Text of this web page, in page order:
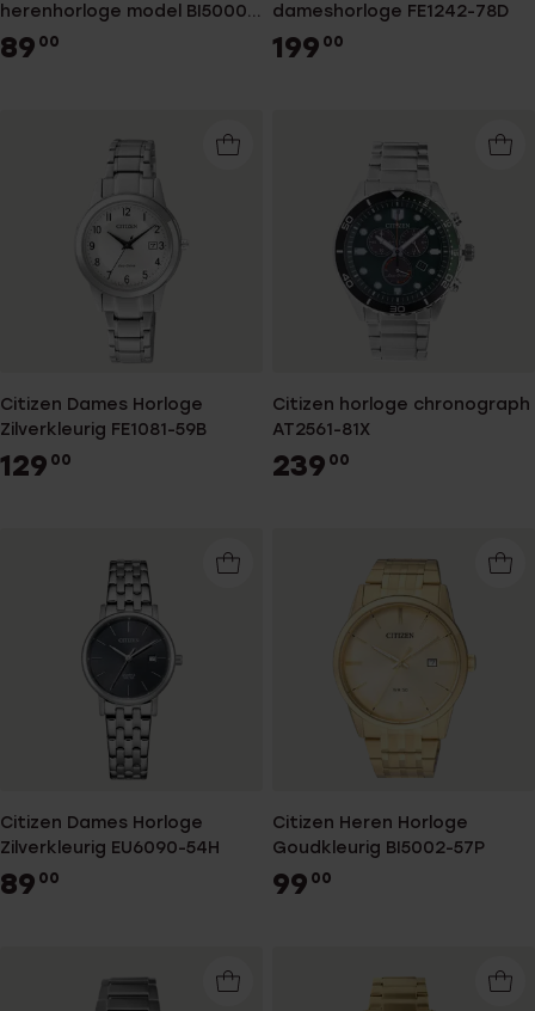
herenhorloge model BI5000-
52L
89 00
dameshorloge FE1242-78D
199 00
Citizen Dames Horloge
Zilverkleurig FE1081-59B
129 00
Citizen horloge chronograph
AT2561-81X
239 00
Citizen Dames Horloge
Zilverkleurig EU6090-54H
89 00
Citizen Heren Horloge
Goudkleurig BI5002-57P
99 00